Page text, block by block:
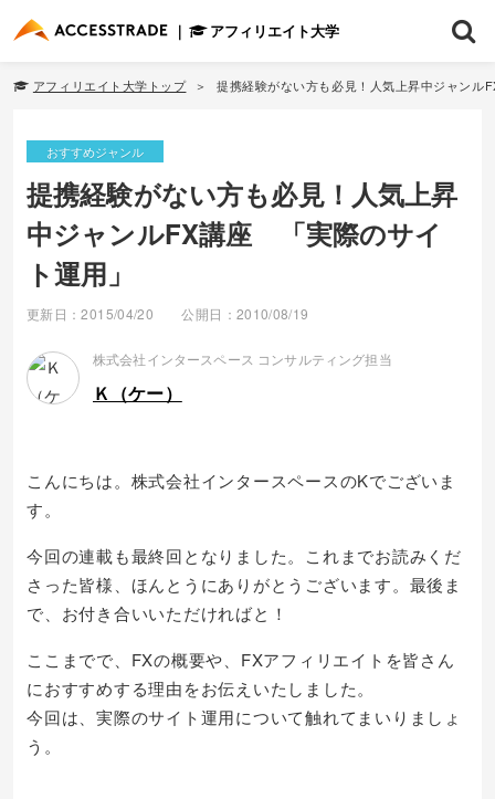
アフィリエイト大学
アフィリエイト大学トップ 提携経験がない方も必見！人気上昇中ジャン
おすすめジャンル
提携経験がない方も必見！人気上昇
中ジャンルFX講座 「実際のサイ
ト運用」
更新日：2015/04/20 公開日：2010/08/19
株式会社インタースペース コンサルティング担当
Ｋ（ケー）
こんにちは。株式会社インタースペースのKでございま
す。
今回の連載も最終回となりました。これまでお読みくだ
さった皆様、ほんとうにありがとうございます。最後ま
で、お付き合いいただければと！
ここまでで、FXの概要や、FXアフィリエイトを皆さん
におすすめする理由をお伝えいたしました。
今回は、実際のサイト運用について触れてまいりましょ
う。